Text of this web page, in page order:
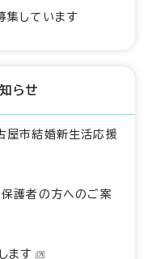
集しています
らせ
屋市結婚新生活応援
保護者の方へのご案
ます